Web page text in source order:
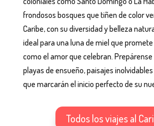
frondosos bosques que tiñen de color
Caribe, con su diversidad y belleza
ideal para una luna de miel que
como el amor que celebran.
playas de ensueño, paisajes
que marcarán el inicio perfecto de su
Todos los viajes al